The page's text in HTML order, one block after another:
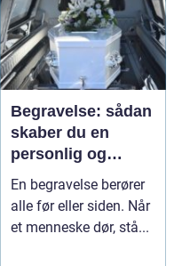
Begravelse: sådan
skaber du en
personlig og
respektfuld afsked
En begravelse berører
alle før eller siden. Når
et menneske dør, stå...